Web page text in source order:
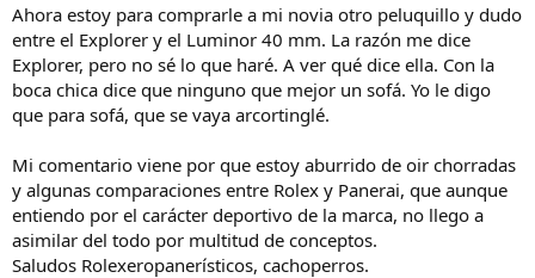
Ahora estoy para comprarle a mi novia otro peluquillo y dudo
entre el Explorer y el Luminor 40 mm. La razón me dice
Explorer, pero no sé lo que haré. A ver qué dice ella. Con la
boca chica dice que ninguno que mejor un sofá. Yo le digo
que para sofá, que se vaya arcortinglé.
Mi comentario viene por que estoy aburrido de oir chorradas
y algunas comparaciones entre Rolex y Panerai, que aunque
entiendo por el carácter deportivo de la marca, no llego a
asimilar del todo por multitud de conceptos.
Saludos Rolexeropanerísticos, cachoperros.